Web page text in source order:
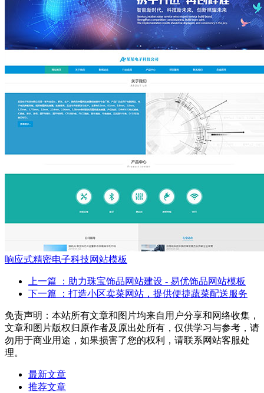
响应式精密电子科技网站模板
上一篇
：助力珠宝饰品网站建设 - 易优饰品网站模板
下一篇
：打造小区卖菜网站，提供便捷蔬菜配送服务
免责声明：本站所有文章和图片均来自用户分享和网络收集，
文章和图片版权归原作者及原出处所有，仅供学习与参考，请
勿用于商业用途，如果损害了您的权利，请联系网站客服处
理。
最新文章
推荐文章